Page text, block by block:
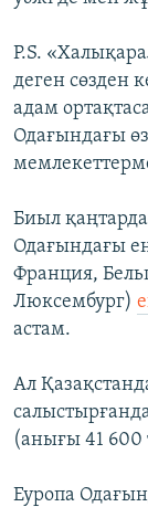
P.S.
деген сөзден
адам
Одағындағы
Биыл
Одағындағы
Франция,
Люксембург)
астам.
Ал
(анығы 41 600
Еуропа